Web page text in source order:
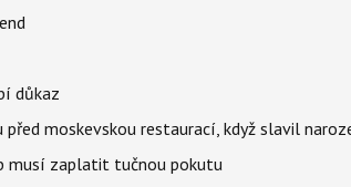
důkaz
moskevskou restaurací, když slavil
musí zaplatit tučnou pokutu